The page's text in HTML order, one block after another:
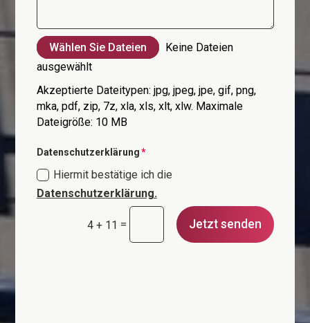
Wählen Sie Dateien
Keine Dateien
ausgewählt
Akzeptierte Dateitypen: jpg, jpeg, jpe, gif, png,
mka, pdf, zip, 7z, xla, xls, xlt, xlw. Maximale
Dateigröße: 10 MB
Datenschutzerklärung
Hiermit bestätige ich die
Datenschutzerklärung.
4 + 11 = Jetzt senden